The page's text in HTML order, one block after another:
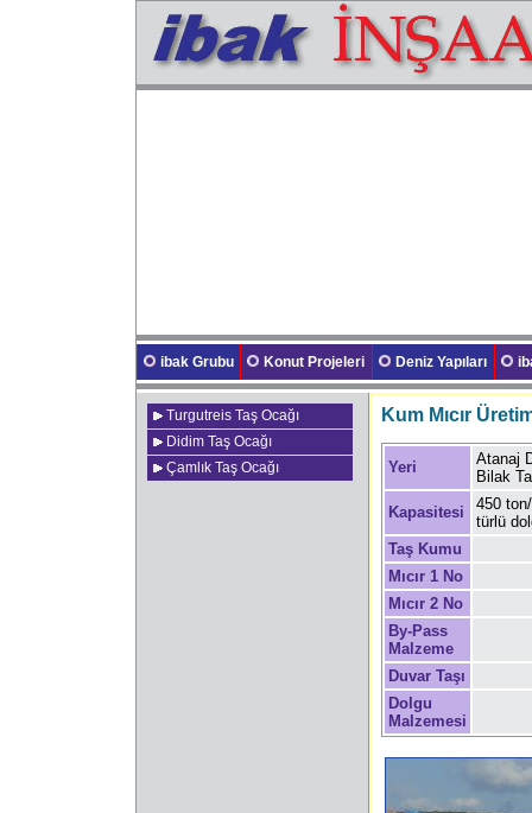
ibak Grubu Konut Projeleri Deniz Yapıları
Turgutreis Taş Ocağı
Didim Taş Ocağı
Çamlık Taş Ocağı
Kum Mıcır
Yeri
Atanaj
Bilak
Kapasitesi
450
türlü
Taş Kumu
Mıcır 1 No
Mıcır 2 No
By-Pass
Malzeme
Duvar Taşı
Dolgu
Malzemesi